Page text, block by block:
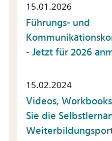
15.01.2026
Führungs- und
- Jetzt für 2026
15.02.2024
Videos,
Sie die